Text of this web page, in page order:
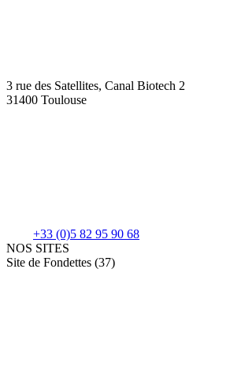
3 rue des Satellites, Canal Biotech 2
31400 Toulouse
+33 (0)5 82 95 90 68
NOS SITES
Site de Fondettes (37)